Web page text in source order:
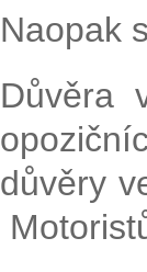
Naopak
Důvěra
důvěry